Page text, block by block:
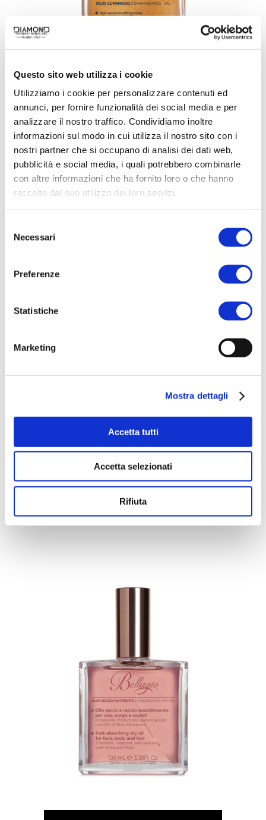
Questo sito web utilizza i cookie
Utilizziamo i cookie per personalizzare contenuti ed
annunci, per fornire funzionalità dei social media e per
analizzare il nostro traffico. Condividiamo inoltre
informazioni sul modo in cui utilizza il nostro sito con i
nostri partner che si occupano di analisi dei dati web,
pubblicità e social media, i quali potrebbero combinarle
con altre informazioni che ha fornito loro o che hanno
raccolto dal suo utilizzo dei loro servizi.
delNecessari
Preferenze
Statistiche
Marketing
Mostra dettagli
Accetta tutti
Accetta selezionati
Rifiuta
AQUA DI SORRENTO | OLIO
LUMINOSO
AQUA DI SORRENTO |